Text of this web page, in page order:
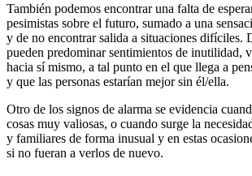
También podemos encontrar una falta de
pesimistas sobre el futuro, sumado a una
y de no encontrar salida a situaciones difíciles.
pueden predominar sentimientos de inutilidad,
hacia sí mismo, a tal punto en el que llega a
y que las personas estarían mejor sin él/ella.
Otro de los signos de alarma se evidencia
cosas muy valiosas, o cuando surge la
y familiares de forma inusual y en estas
si no fueran a verlos de nuevo.